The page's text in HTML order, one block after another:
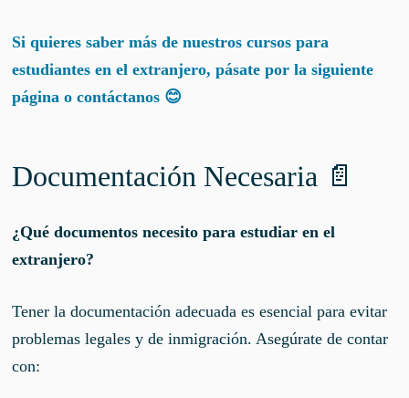
Si quieres saber más de nuestros cursos para
estudiantes en el extranjero, pásate por la siguiente
página o contáctanos 😊
Documentación Necesaria 📄
¿Qué documentos necesito para estudiar en el
extranjero?
Tener la documentación adecuada es esencial para evitar
problemas legales y de inmigración. Asegúrate de contar
con: